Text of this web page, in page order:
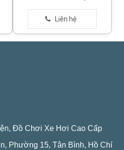
Đồ Chơi Xe Hơi Cao Cấp
Phường 15, Tân Bình, Hồ Chí